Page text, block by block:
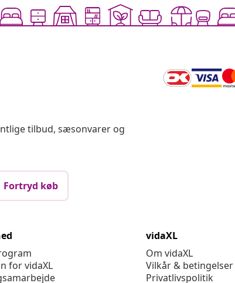
tilbud, sæsonvarer og
Fortryd køb
for vidaXL
vidaXL
Om vidaXL
Vilkår &
Privatlivspolitik